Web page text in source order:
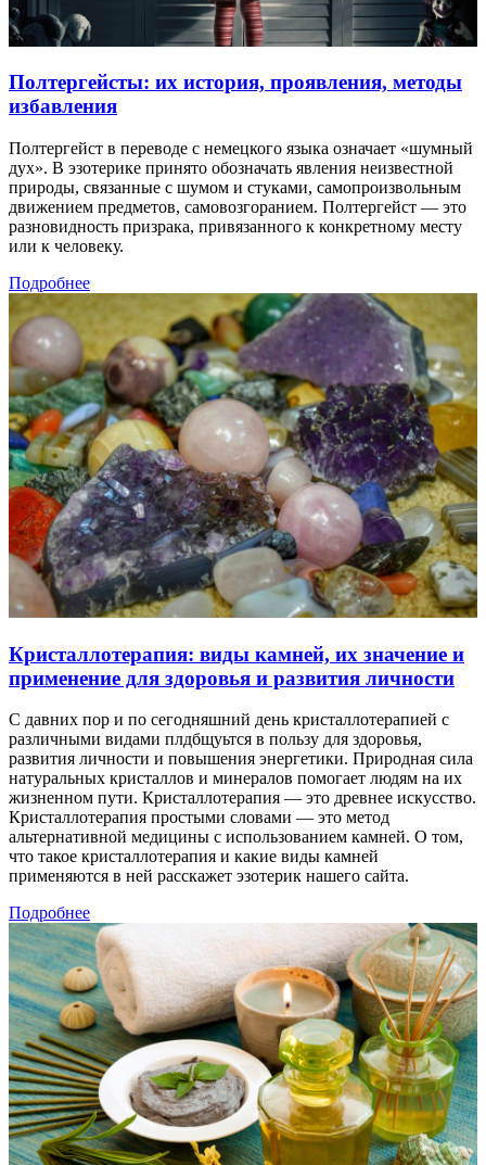
Полтергейсты: их история, проявления, методы
избавления
Полтергейст в переводе с немецкого языка означает «шумный
дух». В эзотерике принято обозначать явления неизвестной
природы, связанные с шумом и стуками, самопроизвольным
движением предметов, самовозгоранием. Полтергейст — это
разновидность призрака, привязанного к конкретному месту
или к человеку.
Подробнее
Кристаллотерапия: виды камней, их значение и
применение для здоровья и развития личности
С давних пор и по сегодняшний день кристаллотерапией с
различными видами плдбщуьтся в пользу для здоровья,
развития личности и повышения энергетики. Природная сила
натуральных кристаллов и минералов помогает людям на их
жизненном пути. Кристаллотерапия — это древнее искусство.
Кристаллотерапия простыми словами — это метод
альтернативной медицины с использованием камней. О том,
что такое кристаллотерапия и какие виды камней
применяются в ней расскажет эзотерик нашего сайта.
Подробнее